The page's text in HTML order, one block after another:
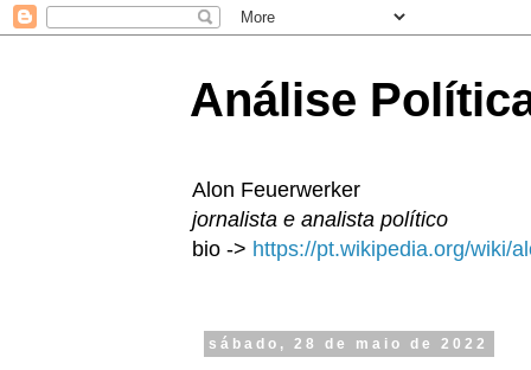
Análise
Alon Feuerwerker
jornalista e analista político
bio -> https://pt.wikipedia.org/wiki/
sábado, 28 de maio de 2022